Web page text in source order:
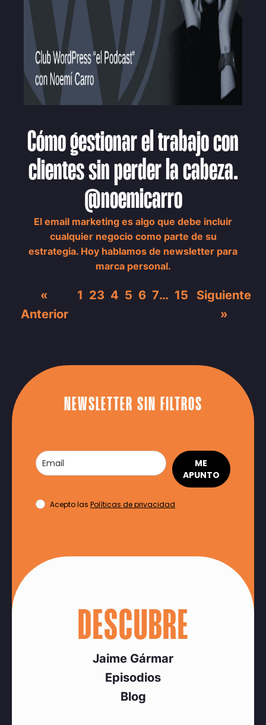
Cómo gestionar el trabajo con
clientes sin perder la cabeza.
@noemicarro
El email marketing es algo que debe incluir
cualquier negocio como parte de su
estrategia. Hoy hablamos de newsletter para
marca personal.
«
Anterior
1 23 4 5 6 7… 15
Siguiente
»
NEWSLETTER SIN FILTROS
ME
APUNTO
Acepto las Políticas de privacidad
DESCUBRE
Jaime Gármar
Episodios
Blog